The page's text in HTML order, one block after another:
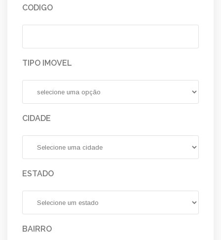
CODIGO
TIPO IMOVEL
CIDADE
ESTADO
BAIRRO